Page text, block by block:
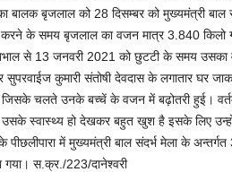
का बालक बृजलाल को 28 दिसम्बर को मुख्यमंत्री
करने के समय बृजलाल का वजन मात्र 3.840 किलो
से 13 जनवरी 2021 को छुटटी के समय उसका
सुपरवाईज कुमारी संतोषी देवदास के लगातार घर
चलते उनके बच्चें के वजन में बढ़ोतरी हुई।
उसके स्वास्थ्य हो देखकर बहुत खुश है इसके लिए
पीछलीपारा में मुख्यमंत्री बाल संदर्भ मेला के
गया। स.क्र./223/दानेश्वरी